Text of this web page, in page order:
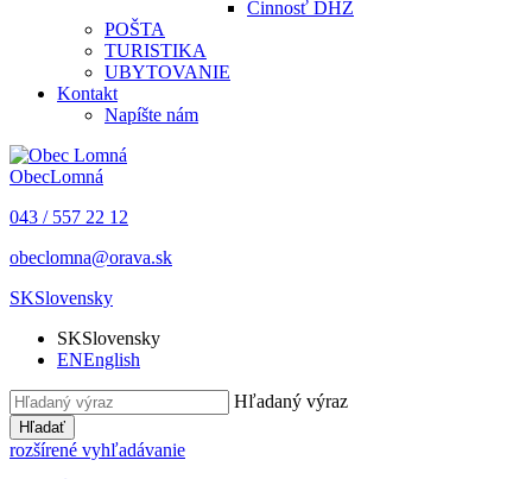
Činnosť DHZ
POŠTA
TURISTIKA
UBYTOVANIE
Kontakt
Napíšte nám
ObecLomná
043 / 557 22 12
obeclomna@orava.sk
SKSlovensky
SKSlovensky
ENEnglish
Hľadaný výraz
Hľadať
rozšírené vyhľadávanie